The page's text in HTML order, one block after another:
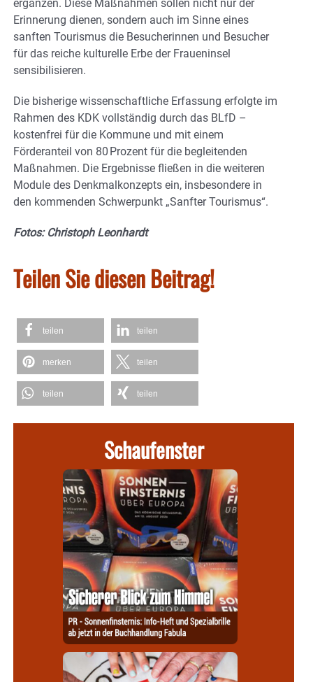
ergänzen. Diese Maßnahmen sollen nicht nur der
Erinnerung dienen, sondern auch im Sinne eines
sanften Tourismus die Besucherinnen und Besucher
für das reiche kulturelle Erbe der Fraueninsel
sensibilisieren.
Die bisherige wissenschaftliche Erfassung erfolgte im
Rahmen des KDK vollständig durch das BLfD –
kostenfrei für die Kommune und mit einem
Förderanteil von 80 Prozent für die begleitenden
Maßnahmen. Die Ergebnisse fließen in die weiteren
Module des Denkmalkonzepts ein, insbesondere in
den kommenden Schwerpunkt „Sanfter Tourismus“.
Fotos: Christoph Leonhardt
Teilen Sie diesen Beitrag!
teilen teilen
merken teilen
teilen teilen
Schaufenster